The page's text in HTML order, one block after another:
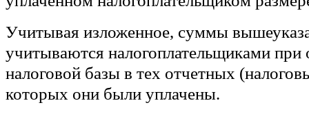
Учитывая изложенное, суммы
учитываются налогоплательщиками при
налоговой базы в тех отчетных
которых они были уплачены.